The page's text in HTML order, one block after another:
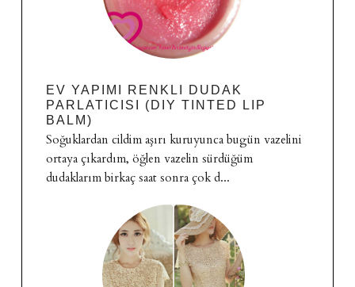
EV YAPIMI RENKLI DUDAK
PARLATICISI (DIY TINTED LIP
BALM)
Soğuklardan cildim aşırı kuruyunca bugün vazelini
ortaya çıkardım, öğlen vazelin sürdüğüm
dudaklarım birkaç saat sonra çok d...